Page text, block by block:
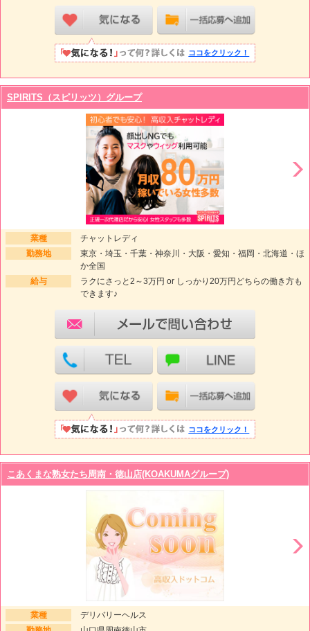
ココをクリック！
SPIRITS（スピリッツ）グループ
業種
チャットレディ
勤務地
東京・埼玉・千葉・神奈川・大阪・愛知・福岡・北海道・ほ
か全国
給与
ラクにさっと2～3万円 or しっかり20万円どちらの働き方も
できます♪
ココをクリック！
こあくまな熟女たち周南・徳山店(KOAKUMAグループ)
業種
デリバリーヘルス